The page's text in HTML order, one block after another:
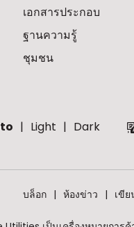
เอกสารประกอบ
ฐานความรู้
ชุมชน
Light Dark
บล็อก ห้องข่าว เขี